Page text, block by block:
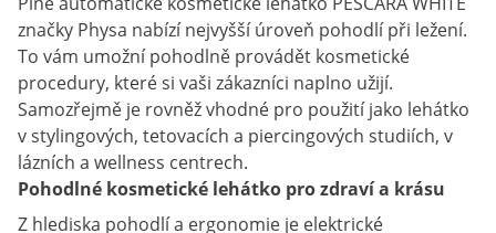
značky Physa nabízí nejvyšší úroveň pohodlí při ležení.
To vám umožní pohodlně provádět kosmetické
procedury, které si vaši zákazníci naplno užijí.
Samozřejmě je rovněž vhodné pro použití jako lehátko
v stylingových, tetovacích a piercingových studiích, v
lázních a wellness centrech.
Pohodlné kosmetické lehátko pro zdraví a krásu
Z hlediska pohodlí a ergonomie je elektrické